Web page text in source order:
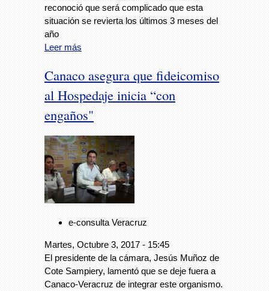
reconoció que será complicado que esta
situación se revierta los últimos 3 meses del
año
Leer más
Canaco asegura que fideicomiso
al Hospedaje inicia “con
engaños"
e-consulta Veracruz
Martes, Octubre 3, 2017 - 15:45
El presidente de la cámara, Jesús Muñoz de
Cote Sampiery, lamentó que se deje fuera a
Canaco-Veracruz de integrar este organismo.